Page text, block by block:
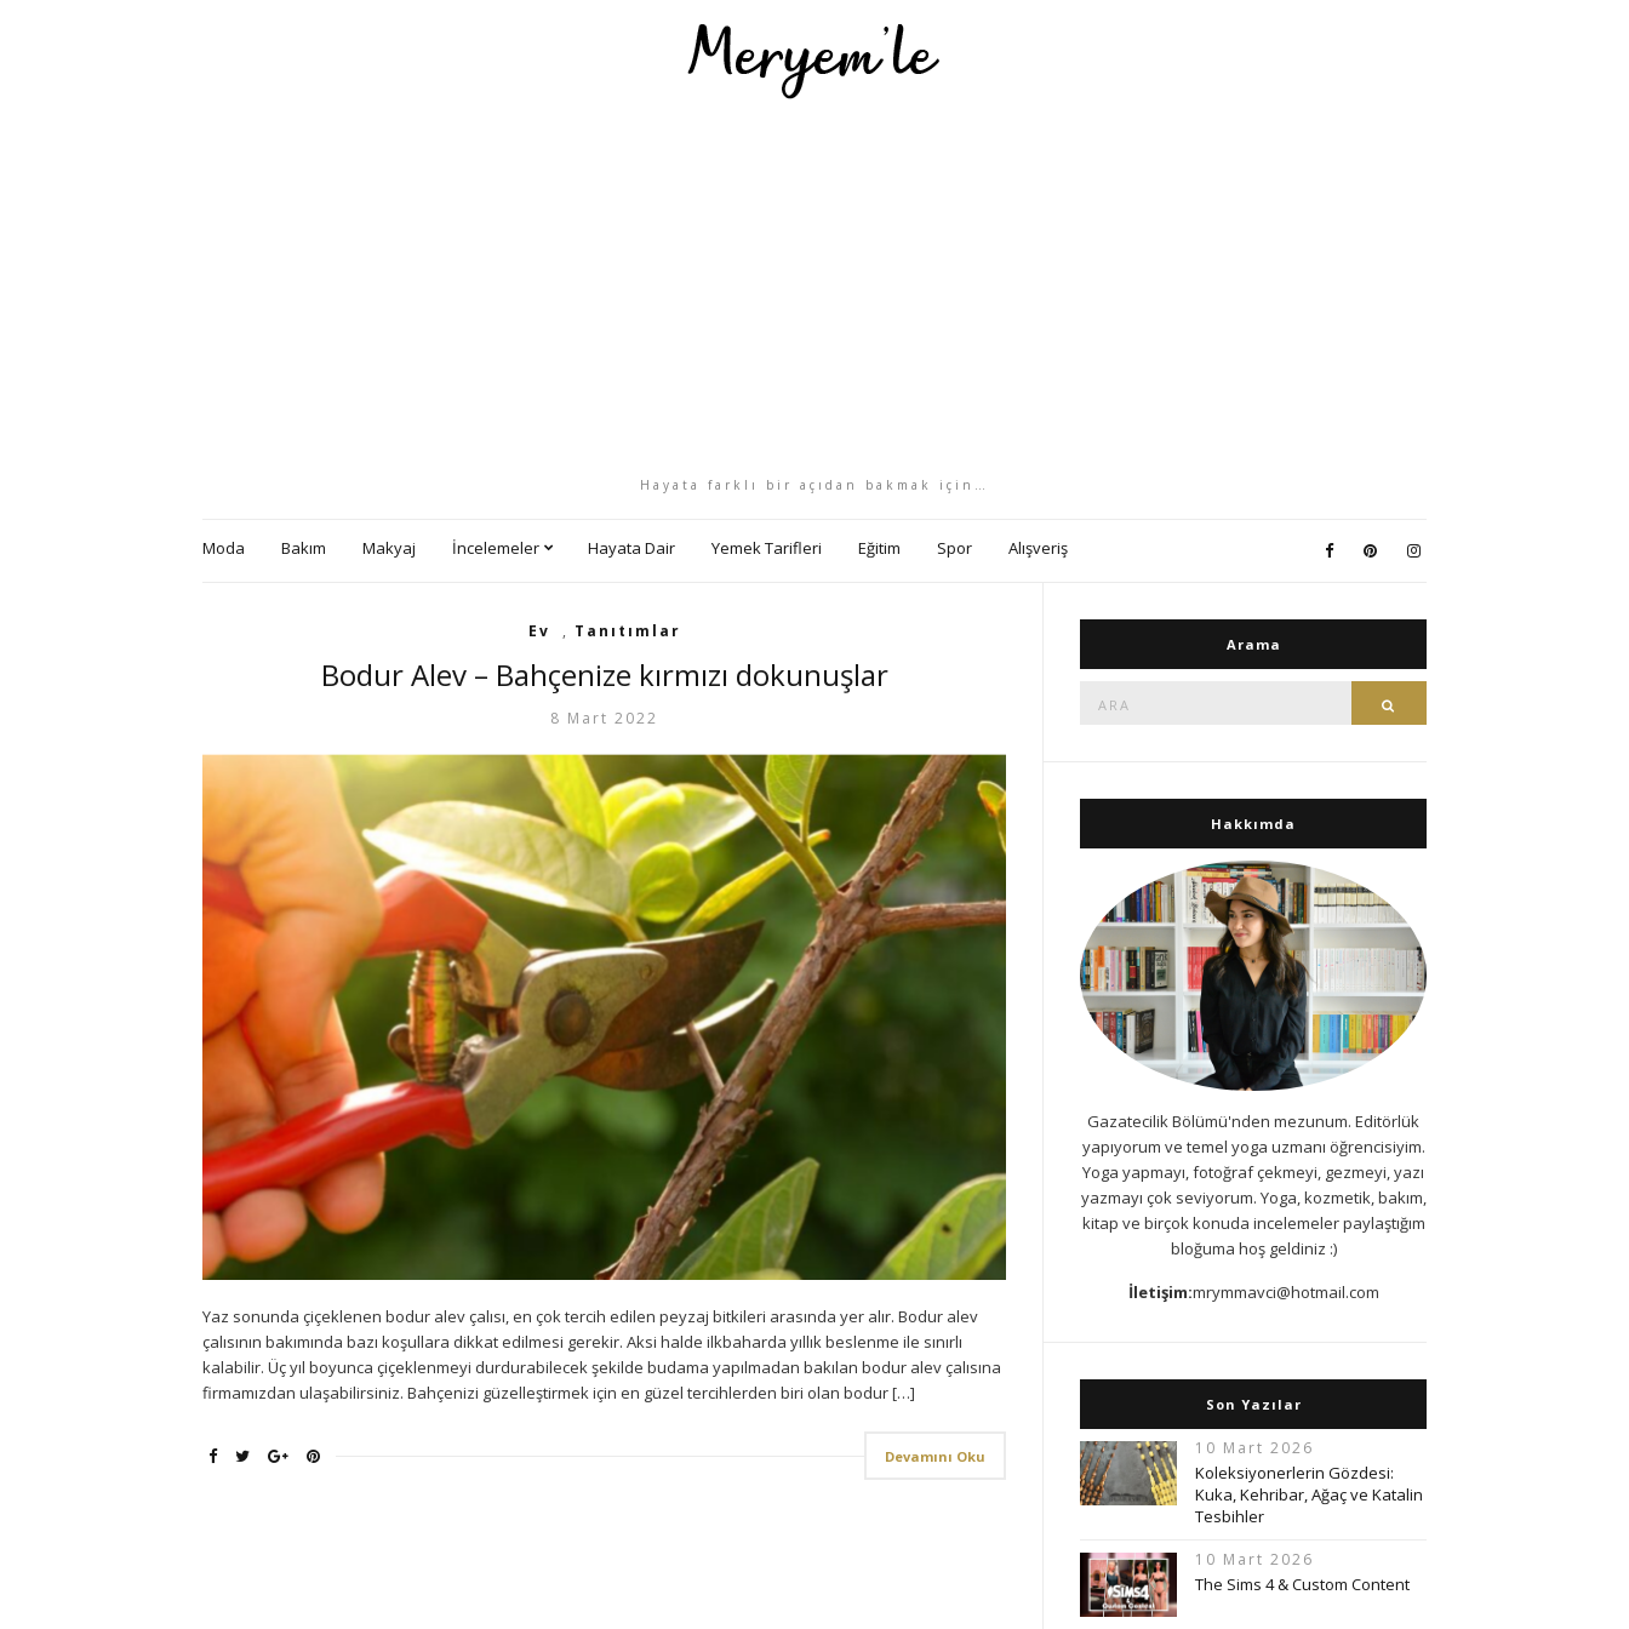
Hayata farklı bir açıdan bakmak için…
Moda Bakım Makyaj İncelemeler Hayata Dair Yemek Tarifleri Eğitim Spor Alışveriş
Ev , Tanıtımlar
Bodur Alev – Bahçenize kırmızı dokunuşlar
8 Mart 2022
Yaz sonunda çiçeklenen bodur alev çalısı, en çok tercih edilen peyzaj bitkileri arasında yer alır. Bodur alev
çalısının bakımında bazı koşullara dikkat edilmesi gerekir. Aksi halde ilkbaharda yıllık beslenme ile sınırlı
kalabilir. Üç yıl boyunca çiçeklenmeyi durdurabilecek şekilde budama yapılmadan bakılan bodur alev çalısına
firmamızdan ulaşabilirsiniz. Bahçenizi güzelleştirmek için en güzel tercihlerden biri olan bodur […]
Devamını Oku
Arama
Hakkımda
Gazatecilik Bölümü'nden mezunum. Editörlük
yapıyorum ve temel yoga uzmanı öğrencisiyim.
Yoga yapmayı, fotoğraf çekmeyi, gezmeyi, yazı
yazmayı çok seviyorum. Yoga, kozmetik, bakım,
kitap ve birçok konuda incelemeler paylaştığım
bloğuma hoş geldiniz :)
İletişim:mrymmavci@hotmail.com
Son Yazılar
10 Mart 2026
Koleksiyonerlerin Gözdesi:
Kuka, Kehribar, Ağaç ve Katalin
Tesbihler
10 Mart 2026
The Sims 4 & Custom Content